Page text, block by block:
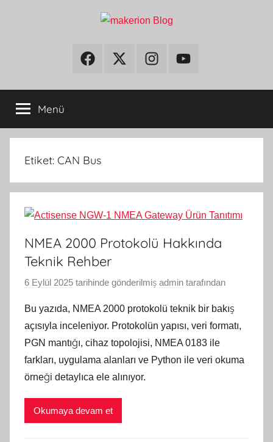
makerionFacebookTwitter InstagramYoutube
Menü
Etiket: CAN Bus
NMEA 2000 Protokolü Hakkında
Teknik Rehber
6 Eylül 2025 tarihinde gönderilmiş admin tarafından
Bu yazıda, NMEA 2000 protokolü teknik bir bakış
açısıyla inceleniyor. Protokolün yapısı, veri formatı,
PGN mantığı, cihaz topolojisi, NMEA 0183 ile
farkları, uygulama alanları ve Python ile veri okuma
örneği detaylıca ele alınıyor.
Okumaya devam et